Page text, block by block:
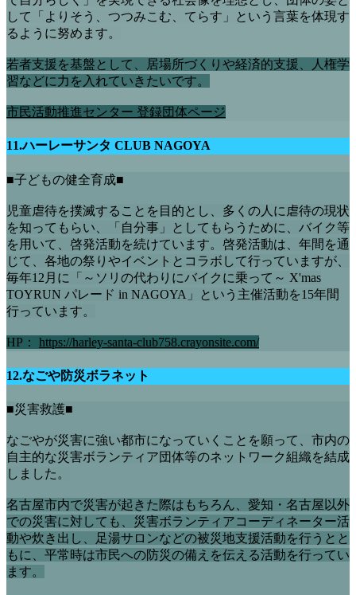
して「よりそう、つつみこむ、てらす」という言葉を体現す
るように努めます。
若者支援を基盤として、居場所づくりや経済的支援、人権学
習などに力を入れていきたいです。
市民活動推進センター 登録団体ページ
11.ハーレーサンタ CLUB NAGOYA
■子どもの健全育成■
児童虐待を撲滅することを目的とし、多くの人に虐待の現状
を知ってもらい、「自分事」としてもらうために、バイク等
を用いて、啓発活動を続けています。啓発活動は、年間を通
じて、各地の祭りやイベントとコラボして行っていますが、
毎年12月に「～ソリの代わりにバイクに乗って～ X'mas
TOYRUN パレード in NAGOYA」という主催活動を15年間
行っています。
HP： https://harley-santa-club758.crayonsite.com/
12.なごや防災ボラネット
■災害救護■
なごやが災害に強い都市になっていくことを願って、市内の
自主的な災害ボランティア団体等のネットワーク組織を結成
しました。
名古屋市内で災害が起きた際はもちろん、愛知・名古屋以外
での災害に対しても、災害ボランティアコーディネーター活
動や炊き出し、足湯サロンなどの被災地支援活動を行うとと
もに、平常時は市民への防災の備えを伝える活動を行ってい
ます。